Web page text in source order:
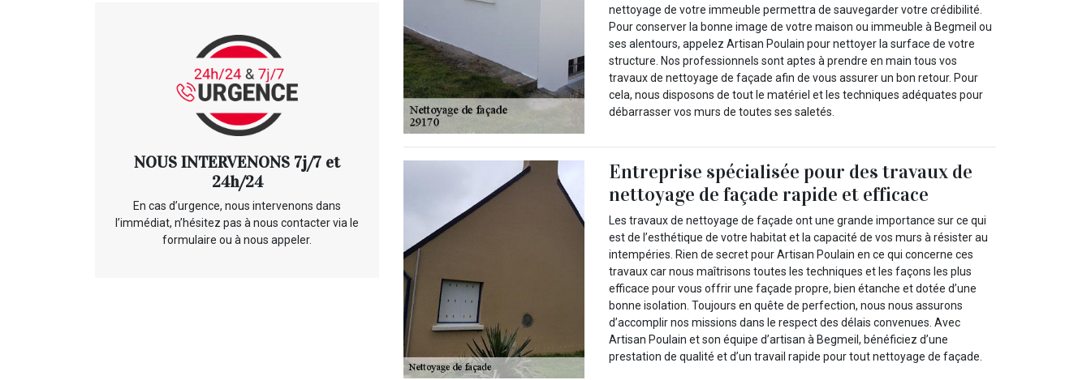
NOUS INTERVENONS 7j/7 et
24h/24
En cas d’urgence, nous intervenons dans
l’immédiat, n’hésitez pas à nous contacter via le
formulaire ou à nous appeler.
nettoyage de votre immeuble permettra de sauvegarder votre crédibilité.
Pour conserver la bonne image de votre maison ou immeuble à Begmeil ou
ses alentours, appelez Artisan Poulain pour nettoyer la surface de votre
structure. Nos professionnels sont aptes à prendre en main tous vos
travaux de nettoyage de façade afin de vous assurer un bon retour. Pour
cela, nous disposons de tout le matériel et les techniques adéquates pour
débarrasser vos murs de toutes ses saletés.
Entreprise spécialisée pour des travaux de
nettoyage de façade rapide et efficace
Les travaux de nettoyage de façade ont une grande importance sur ce qui
est de l’esthétique de votre habitat et la capacité de vos murs à résister au
intempéries. Rien de secret pour Artisan Poulain en ce qui concerne ces
travaux car nous maîtrisons toutes les techniques et les façons les plus
efficace pour vous offrir une façade propre, bien étanche et dotée d’une
bonne isolation. Toujours en quête de perfection, nous nous assurons
d’accomplir nos missions dans le respect des délais convenues. Avec
Artisan Poulain et son équipe d’artisan à Begmeil, bénéficiez d’une
prestation de qualité et d’un travail rapide pour tout nettoyage de façade.